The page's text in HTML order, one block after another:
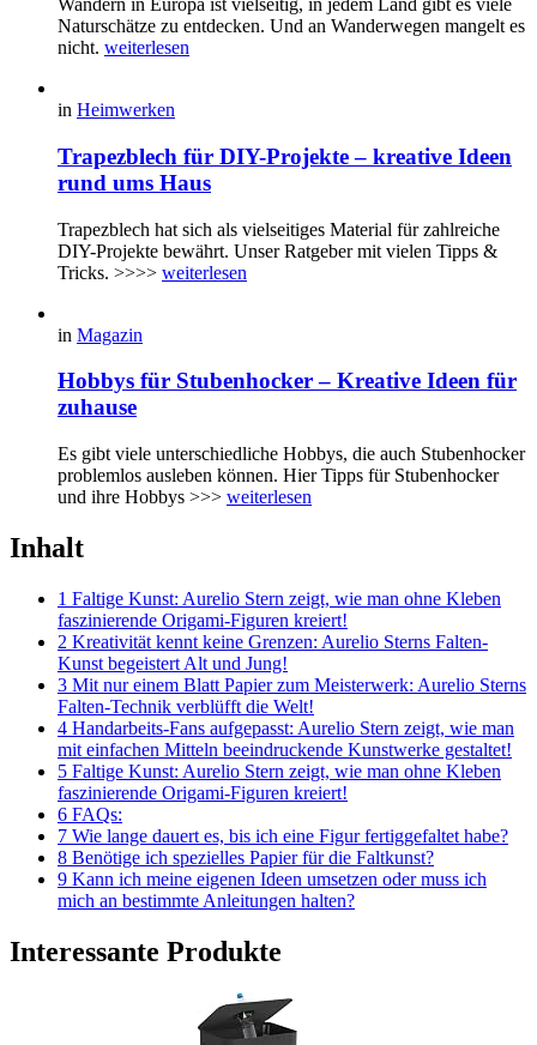
Wandern in Europa ist vielseitig, in jedem Land gibt es viele
Naturschätze zu entdecken. Und an Wanderwegen mangelt es
nicht. weiterlesen
in Heimwerken
Trapezblech für DIY-Projekte – kreative Ideen
rund ums Haus
Trapezblech hat sich als vielseitiges Material für zahlreiche
DIY-Projekte bewährt. Unser Ratgeber mit vielen Tipps &
Tricks. >>>> weiterlesen
in Magazin
Hobbys für Stubenhocker – Kreative Ideen für
zuhause
Es gibt viele unterschiedliche Hobbys, die auch Stubenhocker
problemlos ausleben können. Hier Tipps für Stubenhocker
und ihre Hobbys >>> weiterlesen
Inhalt
1 Faltige Kunst: Aurelio Stern zeigt, wie man ohne Kleben
faszinierende Origami-Figuren kreiert!
2 Kreativität kennt keine Grenzen: Aurelio Sterns Falten-
Kunst begeistert Alt und Jung!
3 Mit nur einem Blatt Papier zum Meisterwerk: Aurelio Sterns
Falten-Technik verblüfft die Welt!
4 Handarbeits-Fans aufgepasst: Aurelio Stern zeigt, wie man
mit einfachen Mitteln beeindruckende Kunstwerke gestaltet!
5 Faltige Kunst: Aurelio Stern zeigt, wie man ohne Kleben
faszinierende Origami-Figuren kreiert!
6 FAQs:
7 Wie lange dauert es, bis ich eine Figur fertiggefaltet habe?
8 Benötige ich spezielles Papier für die Faltkunst?
9 Kann ich meine eigenen Ideen umsetzen oder muss ich
mich an bestimmte Anleitungen halten?
Interessante Produkte